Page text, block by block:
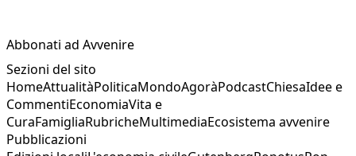
Abbonati ad Avvenire
Sezioni del sito
HomeAttualitàPoliticaMondoAgoràPodcastChiesaIdee e
CommentiEconomiaVita e
CuraFamigliaRubricheMultimediaEcosistema avvenire
Pubblicazioni